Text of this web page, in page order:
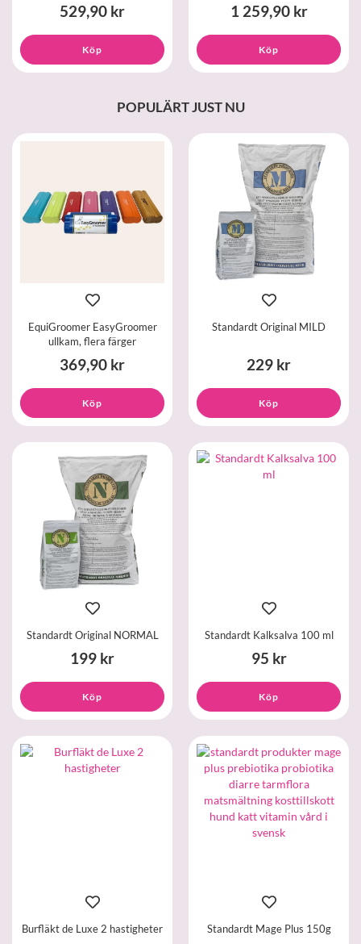
529,90 kr
Köp
1 259,90 kr
Köp
POPULÄRT JUST NU
EquiGroomer EasyGroomer
ullkam, flera färger
369,90 kr
Köp
Standardt Original MILD
229 kr
Köp
Standardt Original NORMAL
199 kr
Köp
Standardt Kalksalva 100 ml
95 kr
Köp
Burfläkt de Luxe 2 hastigheter Standardt Mage Plus 150g